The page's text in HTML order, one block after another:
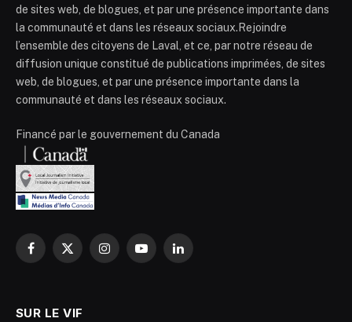
de sites web, de blogues, et par une présence importante dans
la communauté et dans les réseaux sociaux.Rejoindre
l’ensemble des citoyens de Laval, et ce, par notre réseau de
diffusion unique constitué de publications imprimées, de sites
web, de blogues, et par une présence importante dans la
communauté et dans les réseaux sociaux.
Financé par le gouvernement du Canada
Facebook
X
InstagramYouTubeLinkedIn
SUR LE VIF